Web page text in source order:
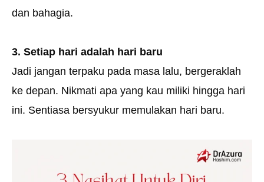
dan bahagia.
3. Setiap hari adalah hari baru
Jadi jangan terpaku pada masa lalu, bergeraklah
ke depan. Nikmati apa yang kau miliki hingga hari
ini. Sentiasa bersyukur memulakan hari baru.